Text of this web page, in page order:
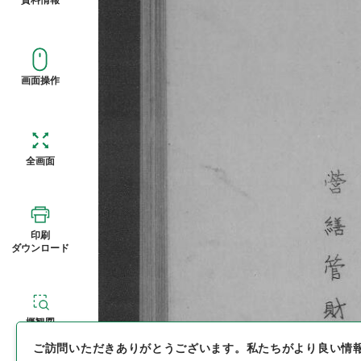
画面操作
全画面
印刷
ダウンロード
概観図
ご訪問いただきありがとうございます。 私たちがより良い情